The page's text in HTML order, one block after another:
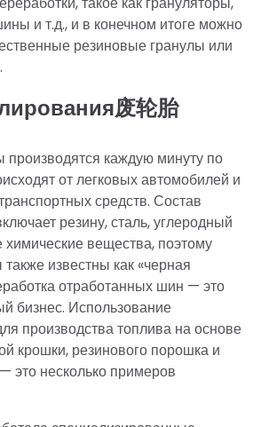
и т.д., и в конечном итоге можно
резиновые гранулы или
废轮胎
каждую минуту по
от легковых автомобилей и
средств. Состав
резину, сталь, углеродный
вещества, поэтому
известны как «черная
отработанных шин — это
бизнес. Использование
производства топлива на основе
крошки, резинового порошка и
это несколько примеров